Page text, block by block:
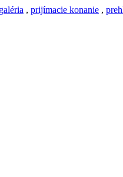
, prijímacie konanie ,